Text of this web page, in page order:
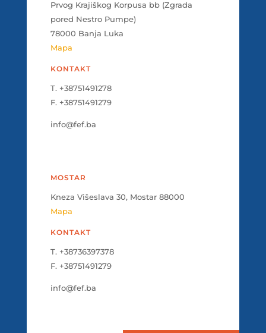
Prvog Krajiškog Korpusa bb (Zgrada
pored Nestro Pumpe)
78000 Banja Luka
Mapa
KONTAKT
T. +38751491278
F. +38751491279
info@fef.ba
MOSTAR
Kneza Višeslava 30, Mostar 88000
Mapa
KONTAKT
T. +38736397378
F. +38751491279
info@fef.ba